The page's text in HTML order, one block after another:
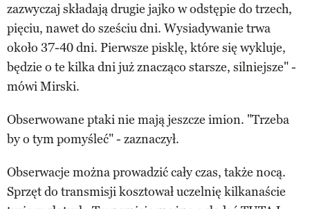
zazwyczaj składają drugie jajko w odstępie do trzech,
pięciu, nawet do sześciu dni. Wysiadywanie trwa
około 37-40 dni. Pierwsze pisklę, które się wykluje,
będzie o te kilka dni już znacząco starsze, silniejsze" -
mówi Mirski.
Obserwowane ptaki nie mają jeszcze imion. "Trzeba
by o tym pomyśleć" - zaznaczył.
Obserwacje można prowadzić cały czas, także nocą.
Sprzęt do transmisji kosztował uczelnię kilkanaście